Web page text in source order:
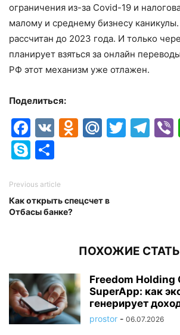
ограничения из-за Covid-19 и
малому и среднему бизнесу
рассчитан до 2023 года. И только
планирует взяться за онлайн
РФ этот механизм уже отлажен.
Поделиться:
Facebook
VK Mail.Ru
Skype
Previous article
Как открыть спецсчет в
Отбасы банке?
ПОХОЖИЕ
Freedom Holding
SuperApp: как
генерирует
prostor - 06.07.2026